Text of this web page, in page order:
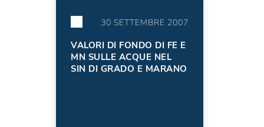
30 SETTEMBRE 2007
VALORI DI FONDO DI FE E
MN SULLE ACQUE NEL
SIN DI GRADO E MARANO